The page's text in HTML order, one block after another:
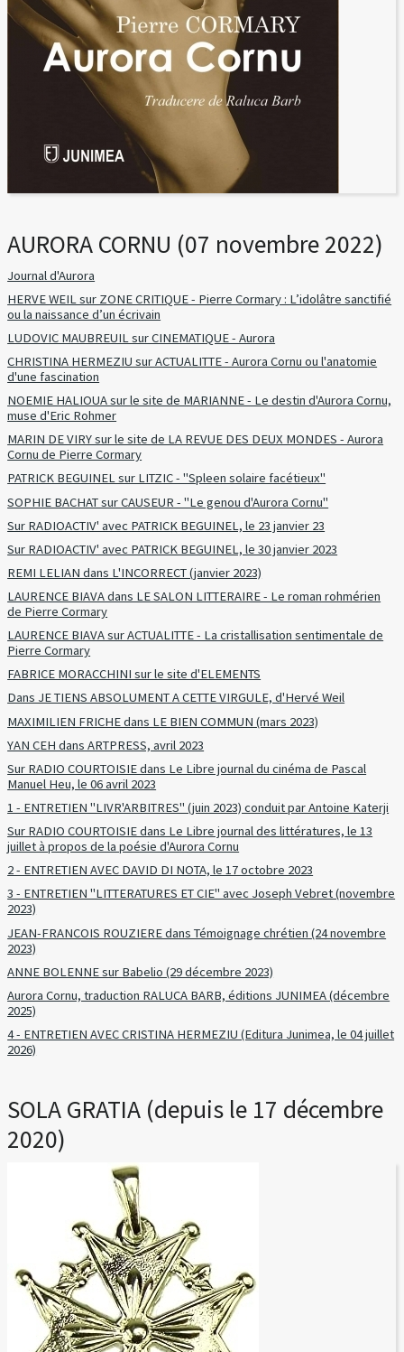
AURORA CORNU (07 novembre 2022)
Journal d'Aurora
HERVE WEIL sur ZONE CRITIQUE - Pierre Cormary : L’idolâtre sanctifié
ou la naissance d’un écrivain
LUDOVIC MAUBREUIL sur CINEMATIQUE - Aurora
CHRISTINA HERMEZIU sur ACTUALITTE - Aurora Cornu ou l'anatomie
d'une fascination
NOEMIE HALIOUA sur le site de MARIANNE - Le destin d'Aurora Cornu,
muse d'Eric Rohmer
MARIN DE VIRY sur le site de LA REVUE DES DEUX MONDES - Aurora
Cornu de Pierre Cormary
PATRICK BEGUINEL sur LITZIC - "Spleen solaire facétieux"
SOPHIE BACHAT sur CAUSEUR - "Le genou d'Aurora Cornu"
Sur RADIOACTIV' avec PATRICK BEGUINEL, le 23 janvier 23
Sur RADIOACTIV' avec PATRICK BEGUINEL, le 30 janvier 2023
REMI LELIAN dans L'INCORRECT (janvier 2023)
LAURENCE BIAVA dans LE SALON LITTERAIRE - Le roman rohmérien
de Pierre Cormary
LAURENCE BIAVA sur ACTUALITTE - La cristallisation sentimentale de
Pierre Cormary
FABRICE MORACCHINI sur le site d'ELEMENTS
Dans JE TIENS ABSOLUMENT A CETTE VIRGULE, d'Hervé Weil
MAXIMILIEN FRICHE dans LE BIEN COMMUN (mars 2023)
YAN CEH dans ARTPRESS, avril 2023
Sur RADIO COURTOISIE dans Le Libre journal du cinéma de Pascal
Manuel Heu, le 06 avril 2023
1 - ENTRETIEN "LIVR'ARBITRES" (juin 2023) conduit par Antoine Katerji
Sur RADIO COURTOISIE dans Le Libre journal des littératures, le 13
juillet à propos de la poésie d'Aurora Cornu
2 - ENTRETIEN AVEC DAVID DI NOTA, le 17 octobre 2023
3 - ENTRETIEN "LITTERATURES ET CIE" avec Joseph Vebret (novembre
2023)
JEAN-FRANCOIS ROUZIERE dans Témoignage chrétien (24 novembre
2023)
ANNE BOLENNE sur Babelio (29 décembre 2023)
Aurora Cornu, traduction RALUCA BARB, éditions JUNIMEA (décembre
2025)
4 - ENTRETIEN AVEC CRISTINA HERMEZIU (Editura Junimea, le 04 juillet
2026)
SOLA GRATIA (depuis le 17 décembre
2020)